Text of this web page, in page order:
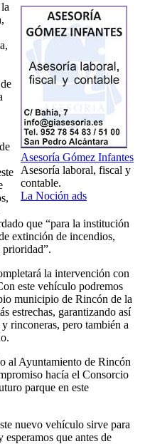
Asesoría Gómez Infantes
Asesoría laboral, fiscal y
contable.
La Noción ads
que “para la institución
extinción de incendios,
prioridad”.
la intervención con
este vehículo podremos
municipio de Rincón de la
estrechas, garantizando así
rinconeras, pero también a
al Ayuntamiento de Rincón
hacía el Consorcio
parque en este
nuevo vehículo sirve para
que antes de